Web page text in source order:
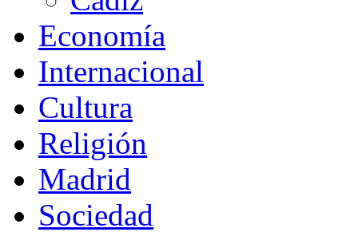
Economía
Internacional
Cultura
Religión
Madrid
Sociedad